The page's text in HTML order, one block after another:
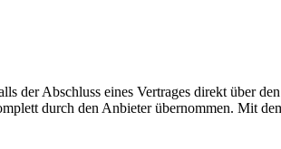
der Abschluss eines Vertrages direkt über
durch den Anbieter übernommen. Mit